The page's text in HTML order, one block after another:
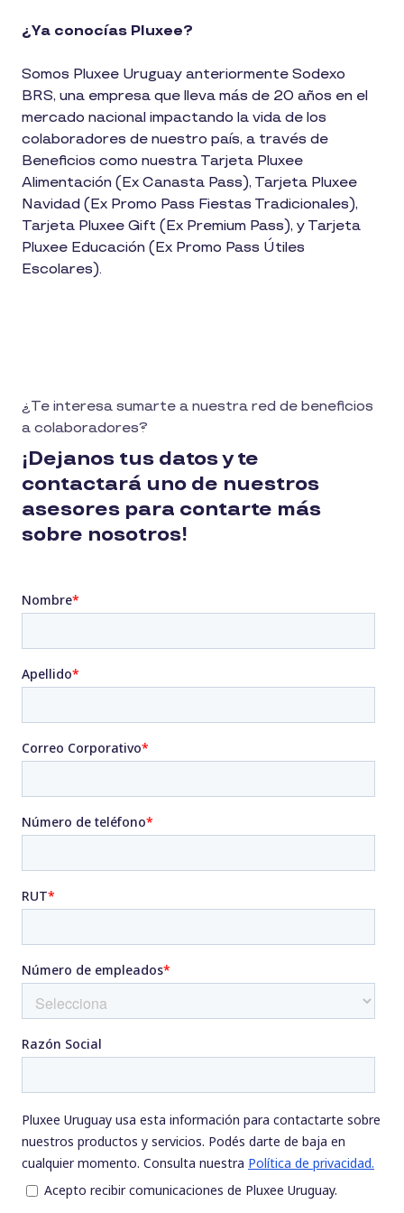
¿Ya conocías Pluxee?
Somos Pluxee Uruguay anteriormente Sodexo
BRS, una empresa que lleva más de 20 años en el
mercado nacional impactando la vida de los
colaboradores de nuestro país, a través de
Beneficios como nuestra Tarjeta Pluxee
Alimentación (Ex Canasta Pass), Tarjeta Pluxee
Navidad (Ex Promo Pass Fiestas Tradicionales),
Tarjeta Pluxee Gift (Ex Premium Pass), y Tarjeta
Pluxee Educación (Ex Promo Pass Útiles
Escolares).
¿Te interesa sumarte a nuestra red de beneficios
a colaboradores?
¡Dejanos tus datos y te
contactará uno de nuestros
asesores para contarte más
sobre nosotros!